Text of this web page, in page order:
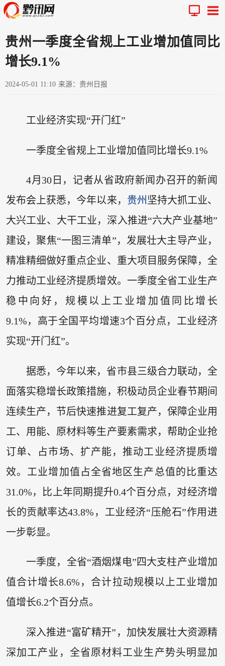
贵州一季度全省规上工业增加值同比
增长9.1%
2024-05-01 11:10 来源：贵州日报
工业经济实现“开门红”
一季度全省规上工业增加值同比增长9.1%
4月30日，记者从省政府新闻办召开的新闻
发布会上获悉，今年以来， 贵州 坚持大抓工业、
大兴工业、大干工业，深入推进“六大产业基地”
建设，聚焦“一图三清单”，发展壮大主导产业，
精准精细做好重点企业、重大项目服务保障，全
力推动工业经济提质增效。一季度全省工业生产
稳中向好，规模以上工业增加值同比增长
9.1%，高于全国平均增速3个百分点，工业经济
实现“开门红”。
据悉，今年以来，省市县三级合力联动，全
面落实稳增长政策措施，积极动员企业春节期间
连续生产，节后快速推进复工复产，保障企业用
工、用能、原材料等生产要素需求，帮助企业抢
订单、占市场、扩产能，推动工业经济提质增
效。工业增加值占全省地区生产总值的比重达
31.0%，比上年同期提升0.4个百分点，对经济增
长的贡献率达43.8%，工业经济“压舱石”作用进
一步彰显。
一季度，全省“酒烟煤电”四大支柱产业增加
值合计增长8.6%，合计拉动规模以上工业增加
值增长6.2个百分点。
深入推进“富矿精开”，加快发展壮大资源精
深加工产业，全省原材料工业生产势头明显加